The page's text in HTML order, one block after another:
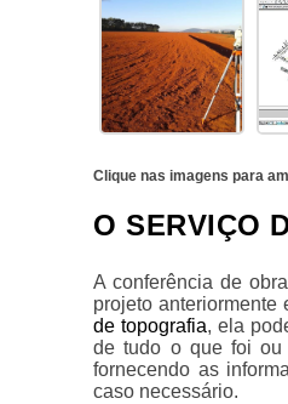
Clique nas imagens para
O SERVIÇO
A conferência de
projeto
de topografia, ela
de tudo o que foi ou
fornecendo as
caso necessário.